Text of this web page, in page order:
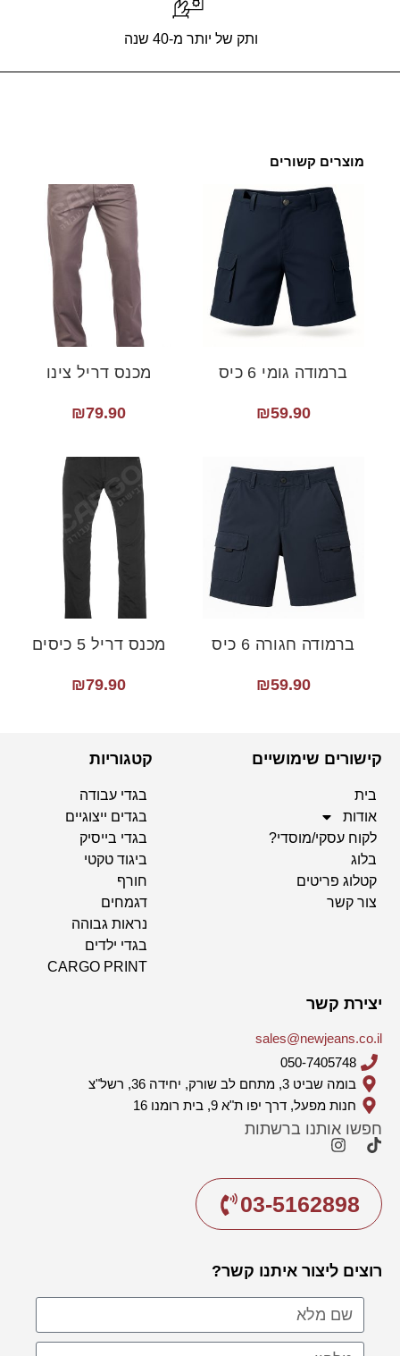
ותק של יותר מ-40 שנה
מוצרים קשורים
ברמודה גומי 6 כיס
₪59.90
מכנס דריל צינו
₪79.90
ברמודה חגורה 6 כיס
₪59.90
מכנס דריל 5 כיסים
₪79.90
קישורים שימושיים
בית
אודות
לקוח עסקי/מוסדי?
בלוג
קטלוג פריטים
צור קשר
קטגוריות
בגדי עבודה
בגדים ייצוגיים
בגדי בייסיק
ביגוד טקטי
חורף
דגמחים
נראות גבוהה
בגדי ילדים
CARGO PRINT
יצירת קשר
sales@newjeans.co.il
050-7405748
בומה שביט 3, מתחם לב שורק, יחידה 36, רשל"צ
חנות מפעל, דרך יפו ת"א 9, בית רומנו 16
חפשו אותנו ברשתות
03-5162898
רוצים ליצור איתנו קשר?